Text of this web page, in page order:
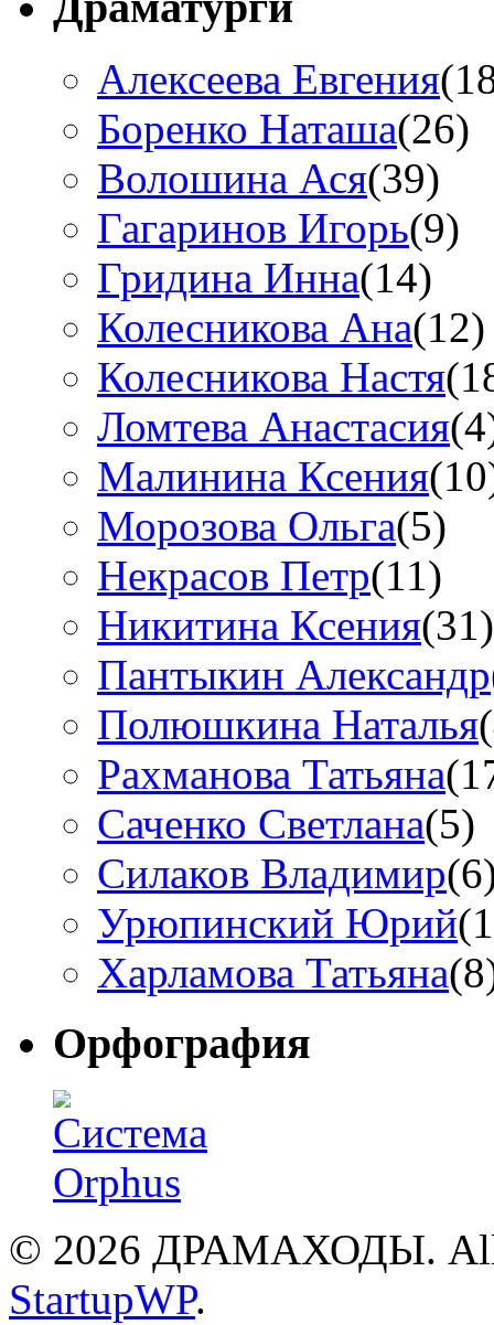
Алексеева Евгения
Боренко Наташа(26)
Волошина Ася(39)
Гагаринов Игорь(9)
Гридина Инна(14)
Колесникова Анa(12)
Колесникова Настя
Ломтева Анастасия
Малинина Ксения
Морозова Ольга(5)
Некрасов Петр(11)
Никитина Ксения(31)
Пантыкин Александр
Полюшкина Наталья
Рахманова Татьяна
Саченко Светлана(5)
Силаков Владимир
Урюпинский Юрий
Харламова Татьяна
Орфография
© 2026 ДРАМАХОДЫ. All
StartupWP.